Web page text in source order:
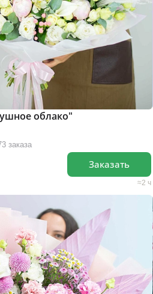
заказа
облако"
2 ч
Заказать